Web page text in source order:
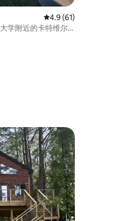
条评价
平均评分 4.9 分（满
4.9 (61)
学附近的卡特维尔